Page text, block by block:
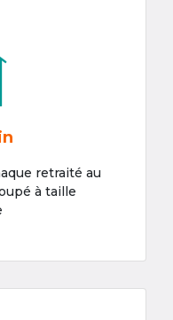
retraité au
à taille